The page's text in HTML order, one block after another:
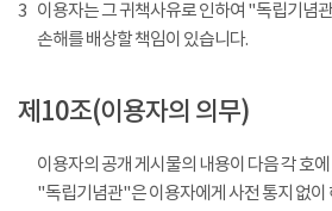
3 이용자는 그 귀책사유로 인하여 "독립기념
손해를 배상할 책임이 있습니다.
제10조(이용자의 의무)
이용자의 공개 게시물의 내용이 다음 각 호
"독립기념관"은 이용자에게 사전 통지 없이